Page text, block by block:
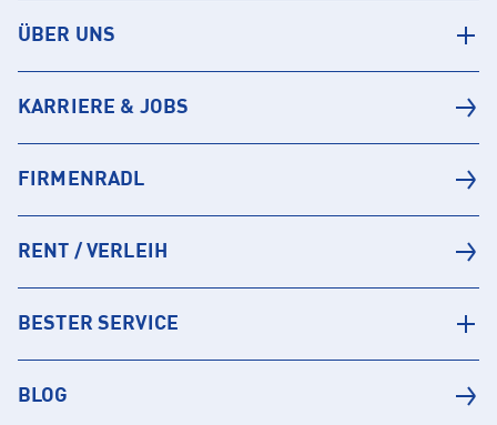
ÜBER UNS
KARRIERE & JOBS
FIRMENRADL
RENT / VERLEIH
BESTER SERVICE
BLOG